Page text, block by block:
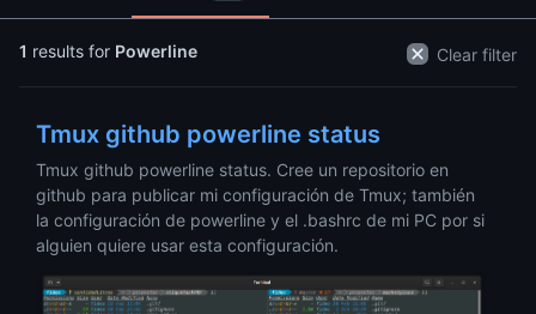
1 results for Powerline Clear filter
Tmux github powerline status
Tmux github powerline status. Cree un repositorio en
github para publicar mi configuración de Tmux; también
la configuración de powerline y el .bashrc de mi PC por si
alguien quiere usar esta configuración.